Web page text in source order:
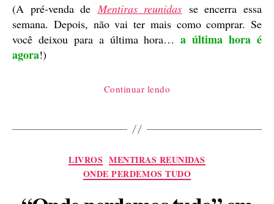
(A pré-venda de Mentiras reunidas se encerra essa
semana. Depois, não vai ter mais como comprar. Se
você deixou para a última hora…a última hora é
agora!)
Continuar lendo
pêssegos,
Categorias
LIVROS MENTIRAS REUNIDAS
ONDE PERDEMOS TUDO